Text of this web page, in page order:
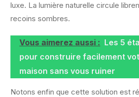
luxe. La lumière naturelle circule
recoins sombres.
Vous aimerez aussi : Les 5
pour construire facilement
maison sans vous ruiner
Notons enfin que cette solution est